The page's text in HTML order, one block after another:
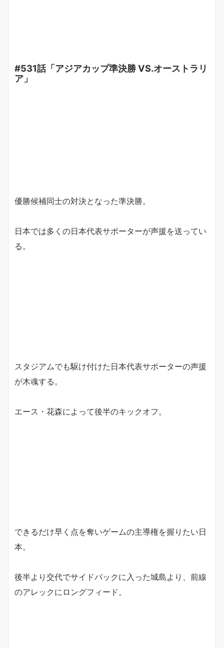
#531話「アジアカップ準決勝 VS.オーストラリ
ア」
優勝候補同士の対決となった準決勝。
日本では多くの日本代表サポーターが声援を送ってい
る。
スタジアムでも駆け付けた日本代表サポーターの声援
が木魂する。
エース・花森によって後半のキックオフ。
できるだけ早く点を奪いゲームの主導権を握りたい日
本。
後半より交代でサイドバックに入った城島より、前線
のアレックにロングフィード。